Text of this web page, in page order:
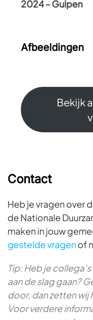
2024 – Gulpen
Afbeeldingen
Bekijk
Contact
Heb je vragen over
de Nationale
maken in jouw
gestelde vragenof
Tip: Heb je
aan de slag gaan?
door, dan zetten wij
Voor verdere